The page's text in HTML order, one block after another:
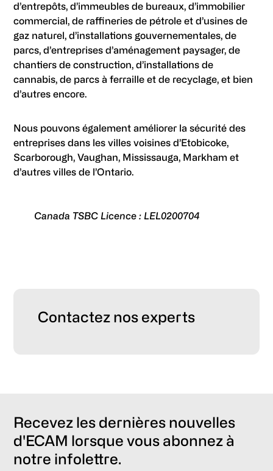
d’entrepôts, d’immeubles de bureaux, d’immobilier
commercial, de raffineries de pétrole et d’usines de
gaz naturel, d’installations gouvernementales, de
parcs, d’entreprises d’aménagement paysager, de
chantiers de construction, d’installations de
cannabis, de parcs à ferraille et de recyclage, et bien
d’autres encore.
Nous pouvons également améliorer la sécurité des
entreprises dans les villes voisines d’Etobicoke,
Scarborough, Vaughan, Mississauga, Markham et
d’autres villes de l’Ontario.
Canada TSBC Licence : LEL0200704
Primary
Contactez nos experts
Recevez les dernières nouvelles
d'ECAM lorsque vous abonnez à
notre infolettre.